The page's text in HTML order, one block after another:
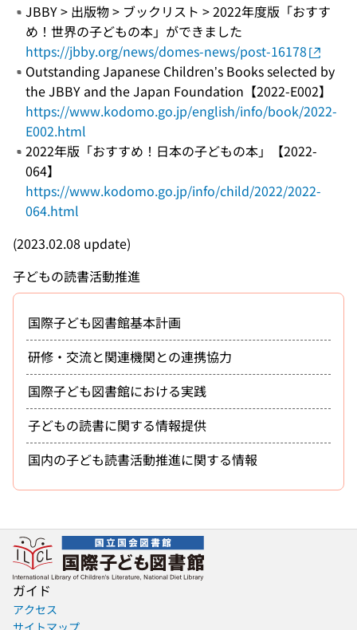
JBBY > 出版物 > ブックリスト > 2022年度版「おすす
め！世界の子どもの本」ができました
https://jbby.org/news/domes-news/post-16178
Outstanding Japanese Children’s Books selected by
the JBBY and the Japan Foundation【2022-E002】
https://www.kodomo.go.jp/english/info/book/2022-
E002.html
2022年版「おすすめ！日本の子どもの本」【2022-
064】
https://www.kodomo.go.jp/info/child/2022/2022-
064.html
(2023.02.08 update)
子どもの読書活動推進
国際子ども図書館基本計画
研修・交流と関連機関との連携協力
国際子ども図書館における実践
子どもの読書に関する情報提供
国内の子ども読書活動推進に関する情報
ガイド
アクセス
サイトマップ